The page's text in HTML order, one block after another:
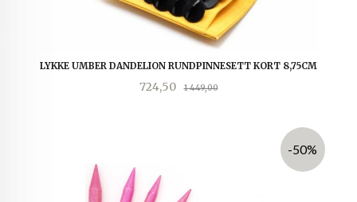
LYKKE UMBER DANDELION RUNDPINNESETT KORT 8,75CM
Tilbud
724,50 1 449,00Rabatt
-50%